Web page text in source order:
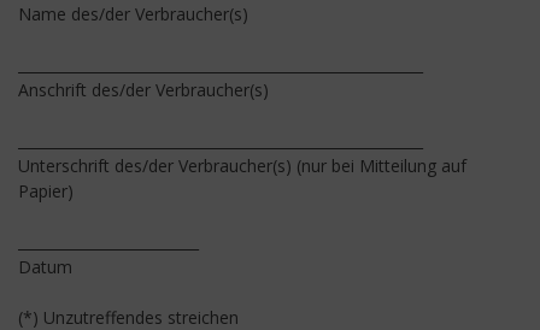
Name des/der Verbraucher(s)
Anschrift des/der Verbraucher(s)
Unterschrift des/der Verbraucher(s) (nur bei Mitteilung auf
Papier)
Datum
(*) Unzutreffendes streichen